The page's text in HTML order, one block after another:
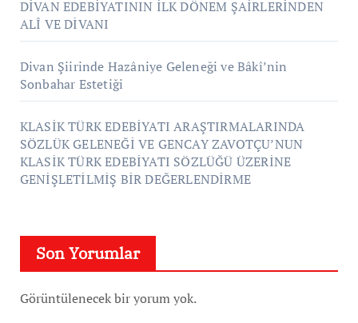
DİVAN EDEBİYATININ İLK DÖNEM ŞAİRLERİNDEN
ALÎ VE DİVANI
Divan Şiirinde Hazâniye Geleneği ve Bâkî’nin
Sonbahar Estetiği
KLASİK TÜRK EDEBİYATI ARAŞTIRMALARINDA
SÖZLÜK GELENEĞİ VE GENCAY ZAVOTÇU’NUN
KLASİK TÜRK EDEBİYATI SÖZLÜĞÜ ÜZERİNE
GENİŞLETİLMİŞ BİR DEĞERLENDİRME
Son Yorumlar
Görüntülenecek bir yorum yok.